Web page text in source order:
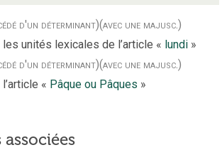
d'un déterminant)(avec une majusc.)
les unités lexicales de l’article « lundi »
d'un déterminant)(avec une majusc.)
« Pâque ou Pâques »